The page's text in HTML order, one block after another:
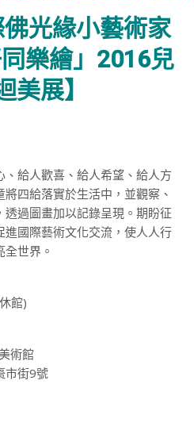
佛光緣小藝術家
樂繪」2016兒
美展】
給人歡喜、給人希望、給人方
四給落實於生活中，並觀察、
過圖畫加以記錄呈現。期盼征
國際藝術文化交流，使人人行
世界。
館)
術館
市街9號